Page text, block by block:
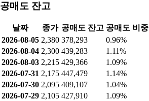
공매도 잔고
날짜 종가 공매도 잔고 공매도 비중
2026-08-05 2,380 378,293
0.96%
2026-08-04 2,300 439,283
1.11%
2026-08-03 2,215 429,366
1.09%
2026-07-31 2,175 447,479
1.14%
2026-07-30 2,095 409,107
1.04%
2026-07-29 2,105 427,910
1.09%